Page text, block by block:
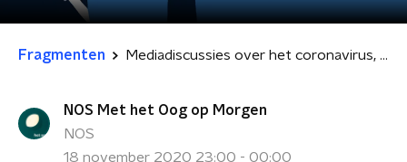
Fragmenten Mediadiscussies over het coronavirus, wat levert het de wetenschappers op?
NOS Met het Oog op Morgen
NOS
18 november 2020 23:00 - 00:00